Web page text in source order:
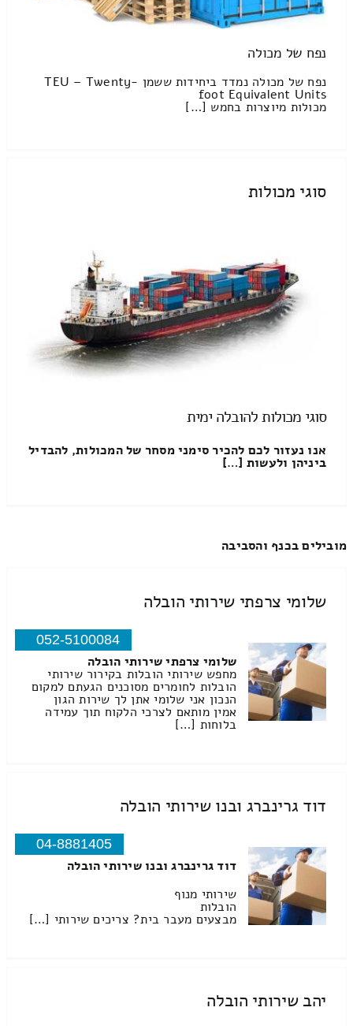
נפח של מכולה
נפח של מכולה נמדד ביחידות ששמן TEU – Twenty-
foot Equivalent Units
מכולות מיוצרות בחמש […]
סוגי מכולות
סוגי מכולות להובלה ימית
אנו נעזור לכם להכיר סימני מסחר של המכולות, להבדיל
ביניהן ולעשות […]
מובילים בכנף והסביבה
שלומי צרפתי שירותי הובלה
052-5100084
שלומי צרפתי שירותי הובלה
מחפש שירותי הובלות בקירור שירותי
הובלות לחומרים מסוכנים הגעתם למקום
הנכון אני שלומי אתן לך שירות הגון
אמין מותאם לצרכי הלקוח תוך עמידה
בלוחות […]
דוד גרינברג ובנו שירותי הובלה
04-8881405
דוד גרינברג ובנו שירותי הובלה
שירותי מנוף
הובלות
מבצעים מעבר בית? צריכים שירותי […]
יהב שירותי הובלה